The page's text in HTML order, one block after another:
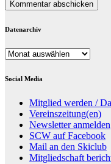
Datenarchiv
Datenarchiv
Social Media
Mitglied werden /
Vereinszeitung(en)
Newsletter anmelden
SCW auf Facebook
Mail an den Skiclub
Mitgliedschaft